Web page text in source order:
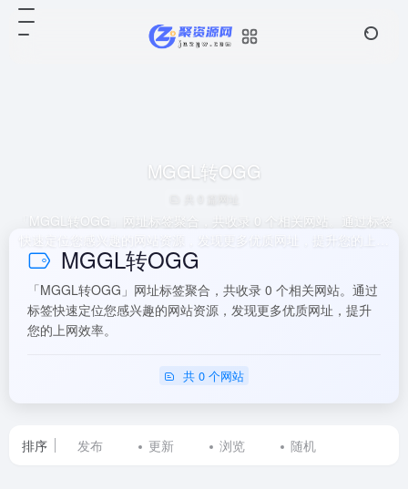
MGGL转OGG
「MGGL转OGG」网址标签聚合，共收录 0 个相关网站。通过标签
快速定位您感兴趣的网站资源，发现更多优质网址，提升您的上网
效率。
MGGL转OGG
「MGGL转OGG」网址标签聚合，共收录 0 个相关网站。通过
标签快速定位您感兴趣的网站资源，发现更多优质网址，提升
您的上网效率。
共 0 个网站
排序 发布 更新 浏览 随机